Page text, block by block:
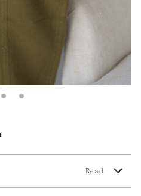
Read